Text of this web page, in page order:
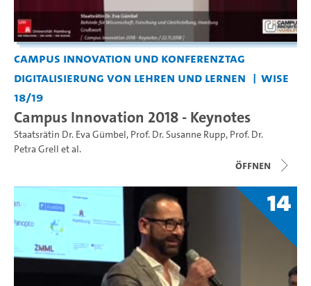
Campus Innovation und Konferenztag
Digitalisierung von Lehren und Lernen
WiSe
18/19
Campus Innovation 2018 - Keynotes
Staatsrätin Dr. Eva Gümbel, Prof. Dr. Susanne Rupp, Prof. Dr.
Petra Grell et al.
Öffnen
14